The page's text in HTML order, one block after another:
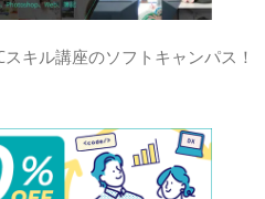
キル講座のソフトキャンパス！